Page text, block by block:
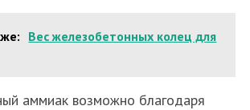
Вес железобетонных колец для
аммиак возможно благодаря